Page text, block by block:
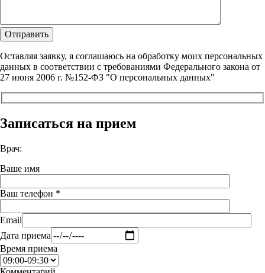
Оставляя заявку, я соглашаюсь на обработку моих персональных
данных в соответствии с требованиями Федерального закона от
27 июня 2006 г. №152-ФЗ "О персональных данных"
Записаться на прием
Врач:
Ваше имя
Ваш телефон *
Email
Дата приема
Время приема